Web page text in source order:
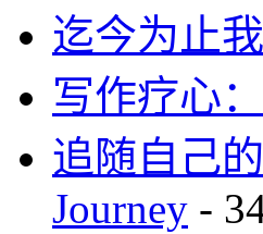
迄今为止
写作疗心
追随自己
Journey -